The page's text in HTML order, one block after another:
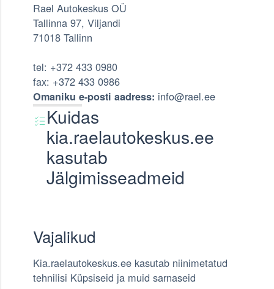
Rael Autokeskus OÜ
Tallinna 97, Viljandi
71018 Tallinn
tel: +372 433 0980
fax: +372 433 0986
Omaniku e-posti aadress: info@rael.ee
Kuidas
kia.raelautokeskus.ee
kasutab
Jälgimisseadmeid
Vajalikud
Kia.raelautokeskus.ee kasutab niinimetatud
tehnilisi Küpsiseid ja muid sarnaseid